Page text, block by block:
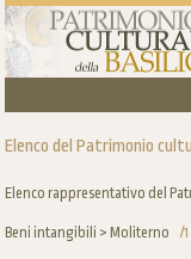
Elenco del Patrimonio
Elenco rappresentativo del
Beni intangibili > Moliterno /1